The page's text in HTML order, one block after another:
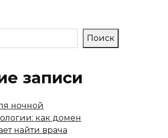
Поиск
записи
ночной
как домен
найти врача